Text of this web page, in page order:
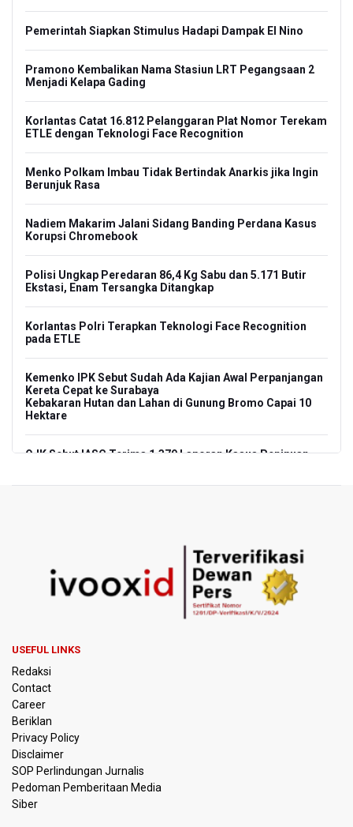
Pemerintah Siapkan Stimulus Hadapi Dampak El Nino
Pramono Kembalikan Nama Stasiun LRT Pegangsaan 2
Menjadi Kelapa Gading
Korlantas Catat 16.812 Pelanggaran Plat Nomor Terekam
ETLE dengan Teknologi Face Recognition
Menko Polkam Imbau Tidak Bertindak Anarkis jika Ingin
Berunjuk Rasa
Nadiem Makarim Jalani Sidang Banding Perdana Kasus
Korupsi Chromebook
Polisi Ungkap Peredaran 86,4 Kg Sabu dan 5.171 Butir
Ekstasi, Enam Tersangka Ditangkap
Korlantas Polri Terapkan Teknologi Face Recognition
pada ETLE
Kemenko IPK Sebut Sudah Ada Kajian Awal Perpanjangan
Kereta Cepat ke Surabaya
Kebakaran Hutan dan Lahan di Gunung Bromo Capai 10
Hektare
OJK Sebut IASC Terima 1.379 Laporan Kasus Penipuan
BKSDA Riau Sebut Seekor Gajah Binaan PLG Minas Mati
Akibat Komplikasi Infeksi
Korlantas Polri dan Jasa Marga Bahas Zero ODOL hingga
Integrasi Teknologi Tol Jelang Libur Nataru
di Luwu Timur, Desak Hentikan Kekerasan terhadap
Warga Berdalih PSN
Kebakaran Landa Blok Bantengan di Kawasan Taman
Nasional Bromo Tengger Semeru, Tiga Jalur Akses
Wisata Ditutup
Malut United Pindah Kandang ke Semarang, Ganti Nama
Jadi Java United FC
USEFUL LINKS
Redaksi
Contact
Career
Beriklan
Privacy Policy
Disclaimer
SOP Perlindungan Jurnalis
Pedoman Pemberitaan Media
Siber